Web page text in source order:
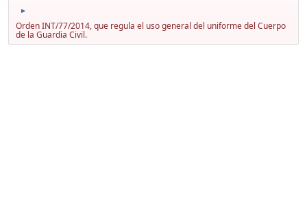
►
Orden INT/77/2014, que regula el uso general del uniforme del Cuerpo
de la Guardia Civil.